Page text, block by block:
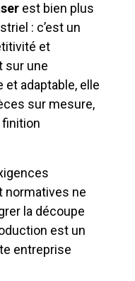
est bien plus
: c’est un
et
sur une
adaptable, elle
sur mesure,
finition
normatives ne
la découpe
est un
entreprise